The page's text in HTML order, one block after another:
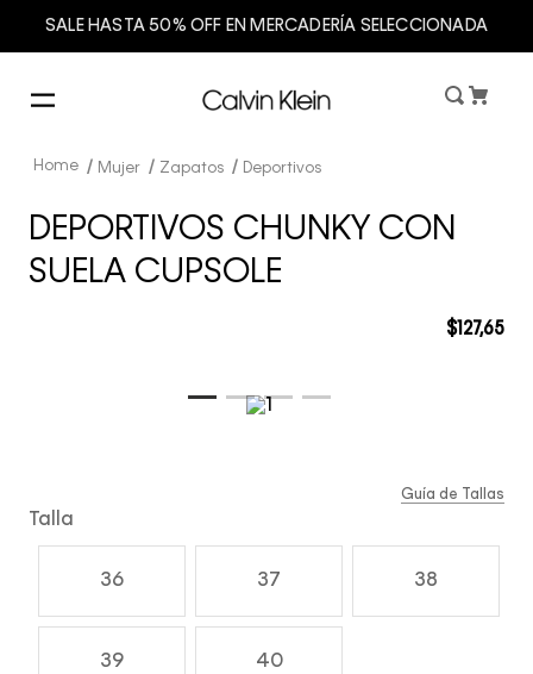
SALE HASTA 50% OFF EN MERCADERÍA SELECCIONADA
Mujer Zapatos Deportivos
DEPORTIVOS CHUNKY CON
SUELA CUPSOLE
$127,65
Talla
36 37 38
39 40
Guía de Tallas